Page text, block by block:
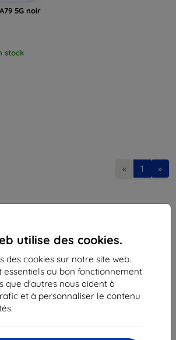
utilise des cookies.
des cookies sur notre site web.
essentiels au bon fonctionnement
que d'autres nous aident à
et à personnaliser le contenu
5G noir
stock
« 1 »
3750/2A
d’entreprise :